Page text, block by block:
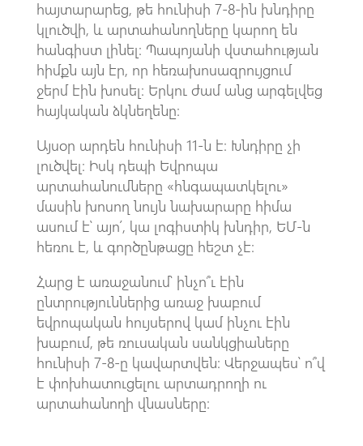
հայտարարեց, թե հունիսի 7-8-ին խնդիրը
կլուծվի, և արտահանողները կարող են
հանգիստ լինել։ Պապոյանի վստահության
հիմքն այն էր, որ հեռախոսազրույցում
ջերմ էին խոսել։ Երկու ժամ անց արգելվեց
հայկական ձկնեղենը։
Այսօր արդեն հունիսի 11-ն է։ Խնդիրը չի
լուծվել։ Իսկ դեպի Եվրոպա
արտահանումները «հնգապատկելու»
մասին խոսող նույն նախարարը հիմա
ասում է՝ այո՛, կա լոգիստիկ խնդիր, ԵՄ-ն
հեռու է, և գործընթացը հեշտ չէ։
Հարց է առաջանում՝ ինչո՞ւ էին
ընտրություններից առաջ խաբում
եվրոպական հույսերով կամ ինչու էին
խաբում, թե ռուսական սանկցիաները
հունիսի 7-8-ը կավարտվեն։ Վերջապես՝ ո՞վ
է փոխհատուցելու արտադրողի ու
արտահանողի վնասները։